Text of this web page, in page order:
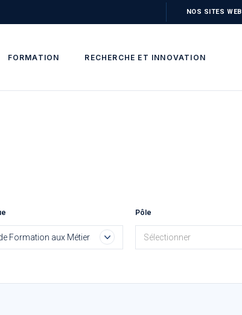
FORMATION RECHERCHE ET INNOVATION
NOS SITES WEB
Formation aux Métiers de la Santé (IFMS)
Pôle
Sélectionner